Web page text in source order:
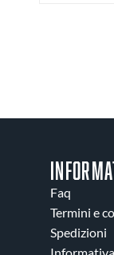
Faq
Termini e
Spedizioni